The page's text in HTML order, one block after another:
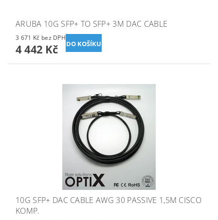
ARUBA 10G SFP+ TO SFP+ 3M DAC CABLE
3 671 Kč bez DPH
4 442 Kč
10G SFP+ DAC CABLE AWG 30 PASSIVE 1,5M CISCO
KOMP.